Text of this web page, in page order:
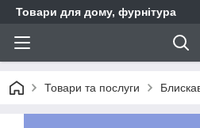
Товари для дому, фурнітура
Товари та послуги